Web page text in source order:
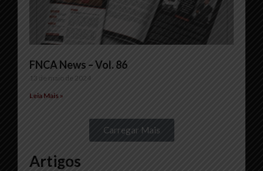
FNCA News – Vol. 86
13 de maio de 2024
Leia Mais »
Carregar Mais
Artigos